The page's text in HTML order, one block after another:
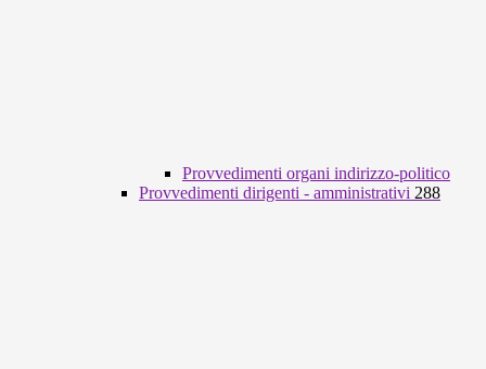
Provvedimenti organi indirizzo-politico
Provvedimenti dirigenti - amministrativi 288